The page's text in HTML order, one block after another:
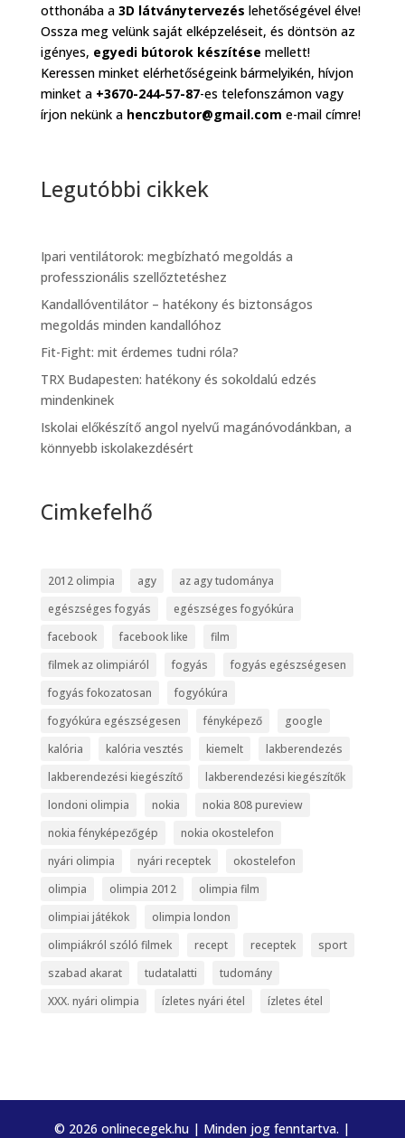
otthonába a 3D látványtervezés lehetőségével élve!
Ossza meg velünk saját elképzeléseit, és döntsön az
igényes, egyedi bútorok készítése mellett!
Keressen minket elérhetőségeink bármelyikén, hívjon
minket a +3670-244-57-87-es telefonszámon vagy
írjon nekünk a henczbutor@gmail.com e-mail címre!
Legutóbbi cikkek
Ipari ventilátorok: megbízható megoldás a
professzionális szellőztetéshez
Kandallóventilátor – hatékony és biztonságos
megoldás minden kandallóhoz
Fit-Fight: mit érdemes tudni róla?
TRX Budapesten: hatékony és sokoldalú edzés
mindenkinek
Iskolai előkészítő angol nyelvű magánóvodánkban, a
könnyebb iskolakezdésért
Cimkefelhő
2012 olimpia agy
az agy tudománya
egészséges fogyás
egészséges fogyókúra
facebook
facebook like
film
filmek az olimpiáról
fogyás
fogyás egészségesen
fogyás fokozatosan
fogyókúra
fogyókúra egészségesen
fényképező
google
kalória
kalória vesztés kiemelt
lakberendezés
lakberendezési kiegészítő
lakberendezési kiegészítők
londoni olimpia
nokia
nokia 808 pureview
nokia fényképezőgép
nokia okostelefon
nyári olimpia
nyári receptek
okostelefon
olimpia
olimpia 2012
olimpia film
olimpiai játékok
olimpia london
olimpiákról szóló filmek
recept receptek
sport
szabad akarat
tudatalatti
tudomány
XXX. nyári olimpia
ízletes nyári étel ízletes étel
© 2026 onlinecegek.hu | Minden jog fenntartva. |